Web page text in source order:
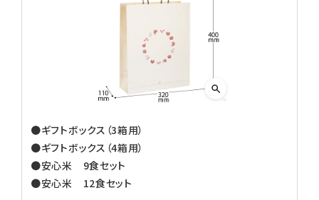
●ギフトボックス（3箱用）
●ギフトボックス（4箱用）
●安心米 9食セット
●安心米 12食セット